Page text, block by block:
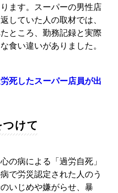
ます。スーパーの男性店
していた人の取材では、
ところ、勤務記録と実際
食い違いがありました。
死したスーパー店員が出
けて
の病による「過労自死」
で労災認定された人のう
いじめや嫌がらせ、暴